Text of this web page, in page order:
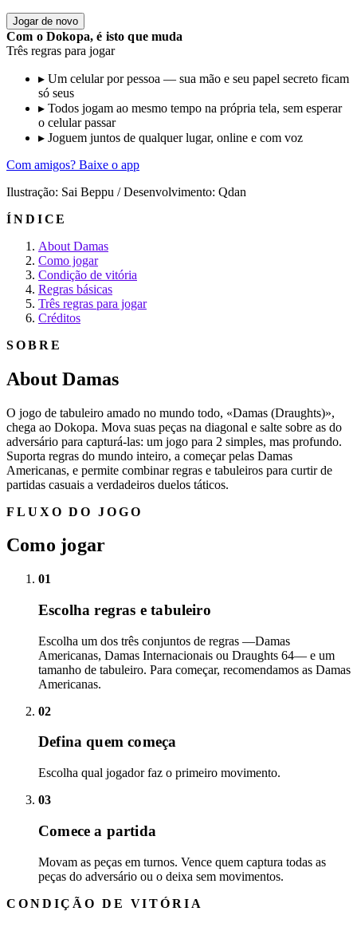
Jogar de novo
Com o Dokopa, é isto que muda
Três regras para jogar
▸ Um celular por pessoa — sua mão e seu papel secreto ficam
só seus
▸ Todos jogam ao mesmo tempo na própria tela, sem esperar
o celular passar
▸ Joguem juntos de qualquer lugar, online e com voz
Com amigos? Baixe o app
Ilustração: Sai Beppu / Desenvolvimento: Qdan
ÍNDICE
About Damas
Como jogar
Condição de vitória
Regras básicas
Três regras para jogar
Créditos
SOBRE
About Damas
O jogo de tabuleiro amado no mundo todo, «Damas (Draughts)»,
chega ao Dokopa. Mova suas peças na diagonal e salte sobre as do
adversário para capturá-las: um jogo para 2 simples, mas profundo.
Suporta regras do mundo inteiro, a começar pelas Damas
Americanas, e permite combinar regras e tabuleiros para curtir de
partidas casuais a verdadeiros duelos táticos.
FLUXO DO JOGO
Como jogar
01
Escolha regras e tabuleiro
Escolha um dos três conjuntos de regras —Damas
Americanas, Damas Internacionais ou Draughts 64— e um
tamanho de tabuleiro. Para começar, recomendamos as Damas
Americanas.
02
Defina quem começa
Escolha qual jogador faz o primeiro movimento.
03
Comece a partida
Movam as peças em turnos. Vence quem captura todas as
peças do adversário ou o deixa sem movimentos.
CONDIÇÃO DE VITÓRIA